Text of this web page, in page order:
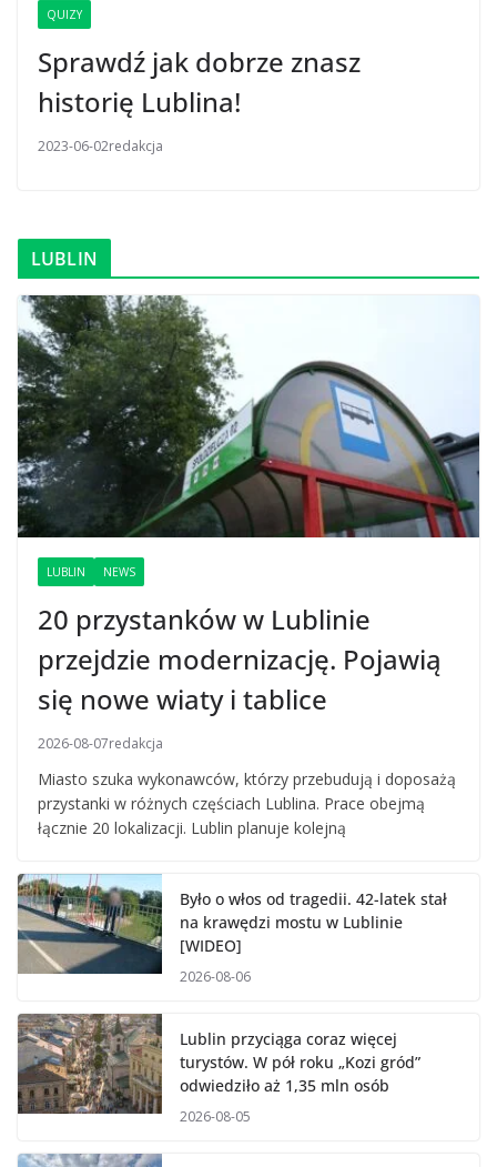
QUIZY
Sprawdź jak dobrze znasz
historię Lublina!
2023-06-02redakcja
LUBLIN
LUBLIN NEWS
20 przystanków w Lublinie
przejdzie modernizację. Pojawią
się nowe wiaty i tablice
2026-08-07redakcja
Miasto szuka wykonawców, którzy przebudują i doposażą
przystanki w różnych częściach Lublina. Prace obejmą
łącznie 20 lokalizacji. Lublin planuje kolejną
Było o włos od tragedii. 42-latek stał
na krawędzi mostu w Lublinie
[WIDEO]
2026-08-06
Lublin przyciąga coraz więcej
turystów. W pół roku „Kozi gród”
odwiedziło aż 1,35 mln osób
2026-08-05